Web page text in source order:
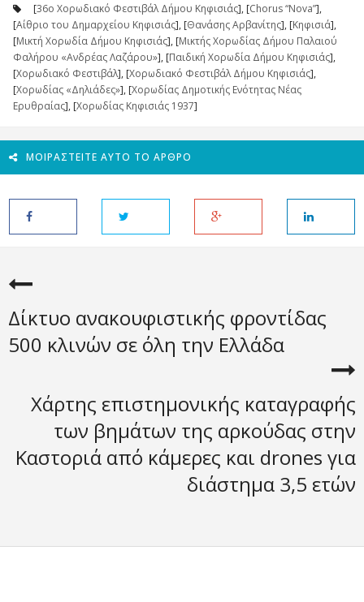
[36ο Χορωδιακό Φεστιβάλ Δήμου Κηφισιάς], [Chorus “Nova”],
[Αίθριο του Δημαρχείου Κηφισιάς], [Θανάσης Αρβανίτης], [Κηφισιά],
[Μικτή Χορωδία Δήμου Κηφισιάς], [Μικτής Χορωδίας Δήμου Παλαιού
Φαλήρου «Ανδρέας Λαζάρου»], [Παιδική Χορωδία Δήμου Κηφισιάς],
[Χορωδιακό Φεστιβάλ], [Χορωδιακό Φεστιβάλ Δήμου Κηφισιάς],
[Χορωδίας «Δηλιάδες»], [Χορωδίας Δημοτικής Ενότητας Νέας
Ερυθραίας], [Χορωδίας Κηφισιάς 1937]
ΜΟΙΡΑΣΤΕΊΤΕ ΑΥΤΌ ΤΟ ΆΡΘΡΟ
Δίκτυο ανακουφιστικής φροντίδας
500 κλινών σε όλη την Ελλάδα
Χάρτης επιστημονικής καταγραφής
των βημάτων της αρκούδας στην
Καστοριά από κάμερες και drones για
διάστημα 3,5 ετών